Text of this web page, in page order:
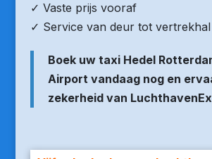
✓ Vaste prijs vooraf
✓ Service van deur tot vertrekhal
Boek uw taxi Hedel
Airport vandaag nog en
zekerheid van